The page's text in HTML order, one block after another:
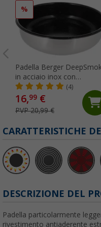
%
Padella Berger
in acciaio inox con
rivestimento in ceramica
diametro di 24 cm
(4)
16,99 €
PVP 20,99 €
CARATTERISTICHE
DESCRIZIONE DEL
Padella particolarmente
rivestimento antiaderente